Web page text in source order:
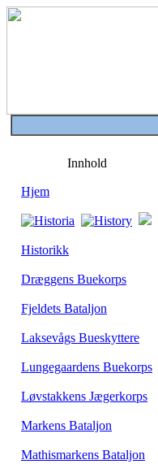
Innhold
Hjem
Historikk
Dræggens Buekorps
Fjeldets Bataljon
Laksevågs Bueskyttere
Lungegaardens Buekorps
Løvstakkens Jægerkorps
Markens Bataljon
Mathismarkens Bataljon